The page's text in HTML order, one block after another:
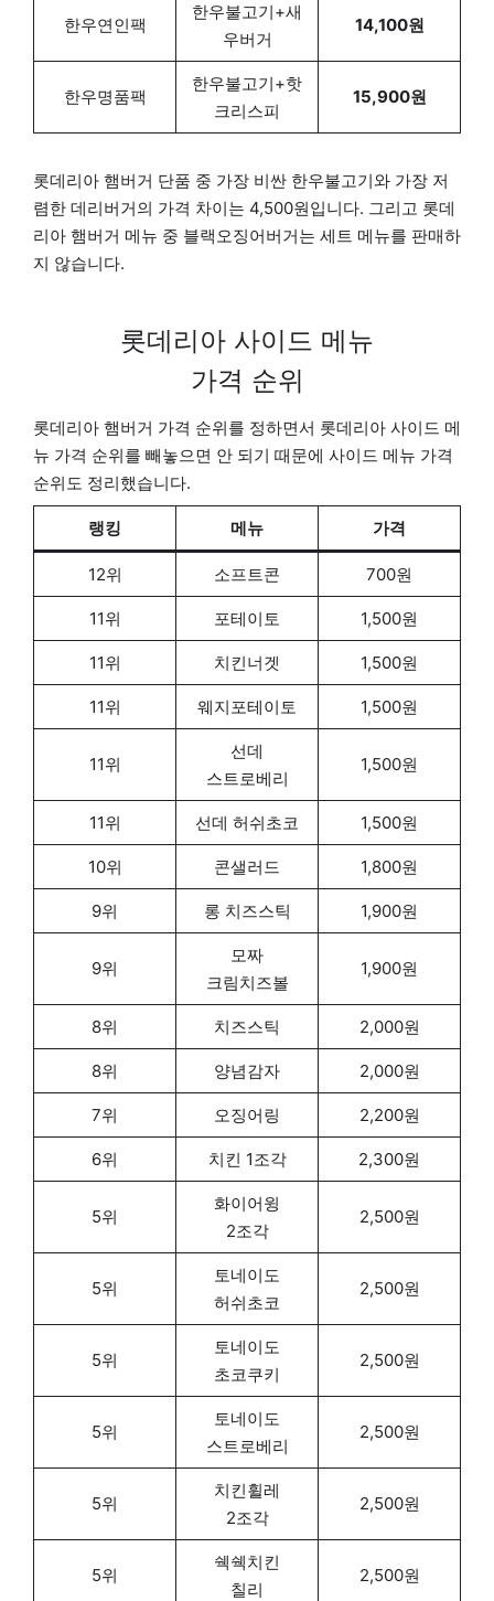
한우연인팩
한우불고기+새
우버거
14,100원
한우명품팩
한우불고기+핫
크리스피
15,900원
롯데리아 햄버거 단품 중 가장 비싼 한우불고기와 가장 저
렴한 데리버거의 가격 차이는 4,500원입니다. 그리고 롯데
리아 햄버거 메뉴 중 블랙오징어버거는 세트 메뉴를 판매하
지 않습니다.
롯데리아 사이드 메뉴
가격 순위
롯데리아 햄버거 가격 순위를 정하면서 롯데리아 사이드 메
뉴 가격 순위를 빼놓으면 안 되기 때문에 사이드 메뉴 가격
순위도 정리했습니다.
랭킹 메뉴 가격
12위 소프트콘 700원
11위 포테이토 1,500원
11위 치킨너겟 1,500원
11위 웨지포테이토 1,500원
11위
선데
스트로베리
1,500원
11위 선데 허쉬초코 1,500원
10위 콘샐러드 1,800원
9위 롱 치즈스틱 1,900원
9위
모짜
크림치즈볼
1,900원
8위 치즈스틱 2,000원
8위 양념감자 2,000원
7위 오징어링 2,200원
6위 치킨 1조각 2,300원
5위
화이어윙
2조각
2,500원
5위
토네이도
허쉬초코
2,500원
5위
토네이도
초코쿠키
2,500원
5위
토네이도
스트로베리
2,500원
5위
치킨휠레
2조각
2,500원
5위
쉑쉑치킨
칠리
2,500원